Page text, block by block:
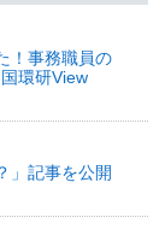
けて熱中症死
者会同時配付）
ンポジウム
！事務職員の
環研View
」記事を公開